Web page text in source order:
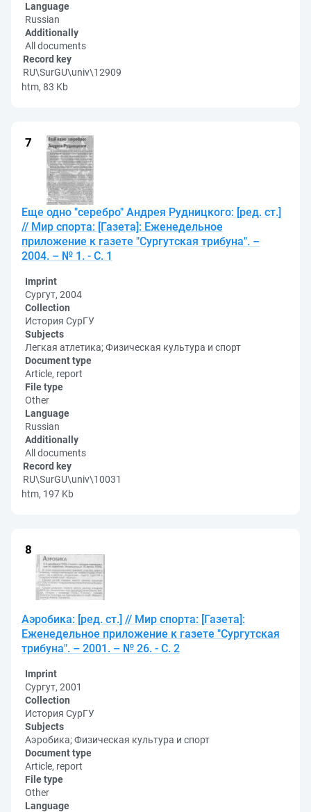
Language
Russian
Additionally
All documents
Record key
RU\SurGU\univ\12909
htm, 83 Kb
Еще одно "серебро" Андрея Рудницкого: [ред. ст.]
// Мир спорта: [Газета]: Еженедельное
приложение к газете "Сургутская трибуна". –
2004. – № 1. - С. 1
Imprint
Сургут, 2004
Collection
История СурГУ
Subjects
Легкая атлетика; Физическая культура и спорт
Document type
Article, report
File type
Other
Language
Russian
Additionally
All documents
Record key
RU\SurGU\univ\10031
htm, 197 Kb
Аэробика: [ред. ст.] // Мир спорта: [Газета]:
Еженедельное приложение к газете "Сургутская
трибуна". – 2001. – № 26. - С. 2
Imprint
Сургут, 2001
Collection
История СурГУ
Subjects
Аэробика; Физическая культура и спорт
Document type
Article, report
File type
Other
Language